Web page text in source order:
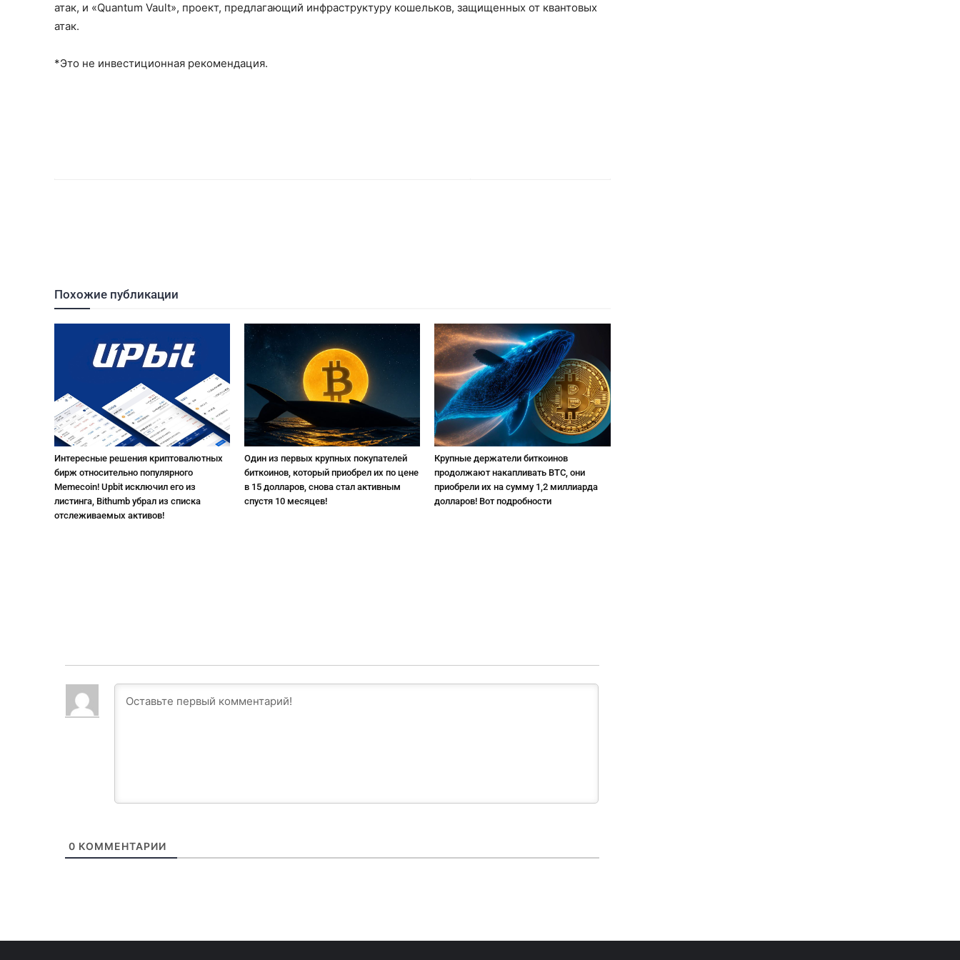
атак, и «Quantum Vault», проект, предлагающий инфраструктуру кошельков, защищенных от квантовых
атак.
*Это не инвестиционная рекомендация.
Похожие публикации
Интересные решения криптовалютных
бирж относительно популярного
Memecoin! Upbit исключил его из
листинга, Bithumb убрал из списка
отслеживаемых активов!
Один из первых крупных покупателей
биткоинов, который приобрел их по цене
в 15 долларов, снова стал активным
спустя 10 месяцев!
Крупные держатели биткоинов
продолжают накапливать BTC, они
приобрели их на сумму 1,2 миллиарда
долларов! Вот подробности
0 КОММЕНТАРИИ